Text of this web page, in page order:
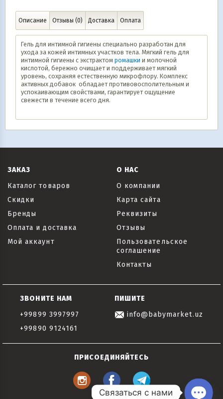
Описание Отзывы (0) Доставка Оплата
Гель для интимной гигиены специально разработан для
ухода за кожей интимных участков тела. Мягкий гель для
интимной гигиены с экстрактом ромашки и молочной
кислотой, бережно очищает и поддерживает мягкий
уровень, сохраняя естественную микрофлору. Комплекс
активных добавок обладает противовосполительным и
успокаивающим свойствами, гарантирует ощущение
свежести в течение всего дня.
ЗАКАЗ
Каталог товаров
Скидки
Бренды
Оплата и доставка
Мой аккаунт
О НАС
О компании
Карта сайта
Реквизиты
Отзывы
Пользовательское
соглашение
Контакты
ЗВОНИТЕ НАМ
+99899 3997997
+99890 9124161
ПИШИТЕ
info@babymarket.uz
ПРИСОЕДИНЯЙТЕСЬ
Связаться с нами